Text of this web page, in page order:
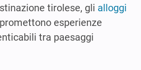
tirolese, gli alloggi
promettono esperienze
tra paesaggi